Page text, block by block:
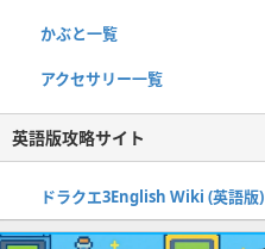
かぶと一覧
アクセサリー一覧
英語版攻略サイト
ドラクエ3English Wiki (英語版)